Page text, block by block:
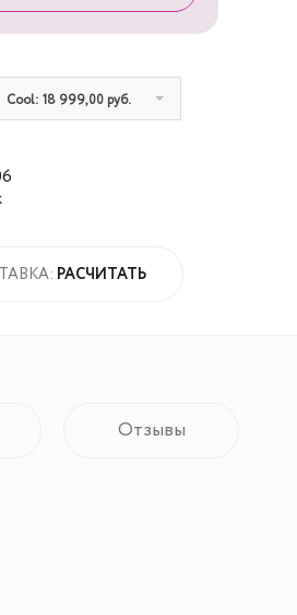
РАСЧИТАТЬ
Cool: 18 999,00 руб.
Отзывы